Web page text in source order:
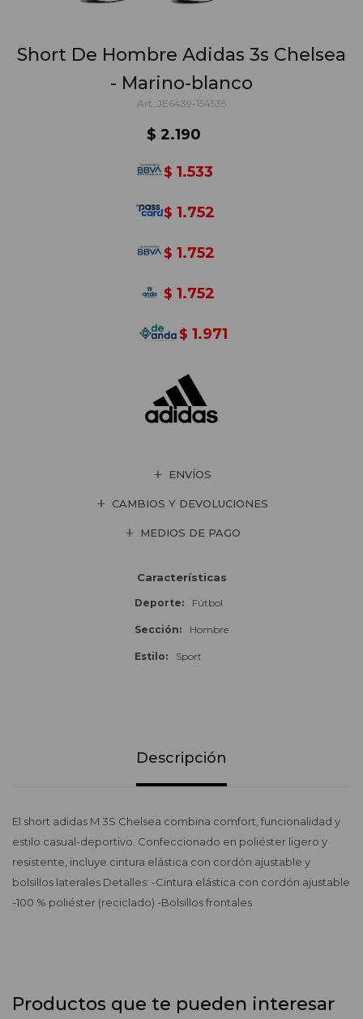
Short De Hombre Adidas 3s Chelsea
- Marino-blanco
JE6439-154535
$ 2.190
$ 1.533
$ 1.752
$ 1.752
$ 1.752
$ 1.971
ENVÍOS
CAMBIOS Y DEVOLUCIONES
MEDIOS DE PAGO
Características
Deporte Fútbol
Sección Hombre
Estilo Sport
Descripción
El short adidas M 3S Chelsea combina comfort, funcionalidad y
estilo casual-deportivo. Confeccionado en poliéster ligero y
resistente, incluye cintura elástica con cordón ajustable y
bolsillos laterales Detalles: -Cintura elástica con cordón ajustable
-100 % poliéster (reciclado) -Bolsillos frontales
Productos que te pueden interesar